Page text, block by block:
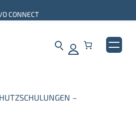
CONNECT
–